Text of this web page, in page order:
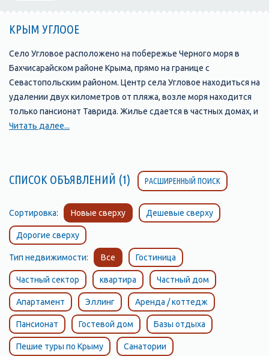
КРЫМ УГЛООЕ
Село Угловое расположено на побережье Черного моря в
Бахчисарайском районе Крыма, прямо на границе с
Севастопольским районом. Центр села Угловое находиться на
удалении двух километров от пляжа, возле моря находится
только пансионат Таврида. Жилье сдается в частных домах, и
мини гостиницах. угловое пляж Пляж в Угловом длинный и
очень удобно для купания детей. В поселке Угловое морская
вода прогревается быстрее, чем на южном берегу Крыма.
способствуют лечению и профилактике органов дыхания и
ЛОР. В центре пляжа работает пункт проката катамаранов,
отсюда же организуют и катание на банане.
Читать далее...
СПИСОК ОБЪЯВЛЕНИЙ (1) РАСШИРЕННЫЙ ПОИСК
Сортировка: Новые сверху Дешевые сверху
Дорогие сверху
Тип недвижимости: Все Гостиница
Частный сектор квартира Частный дом
Апартамент Эллинг Аренда / коттедж
Пансионат Гостевой дом Базы отдыха
Пешие туры по Крыму Санатории